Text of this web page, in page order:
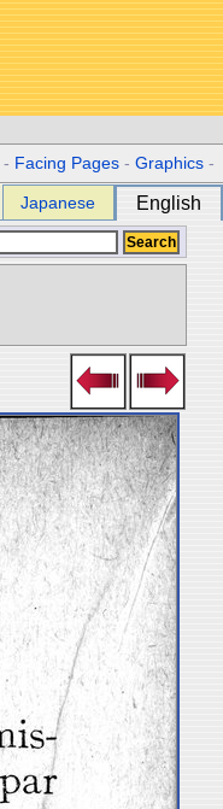
- Facing Pages -Graphics -
Japanese English